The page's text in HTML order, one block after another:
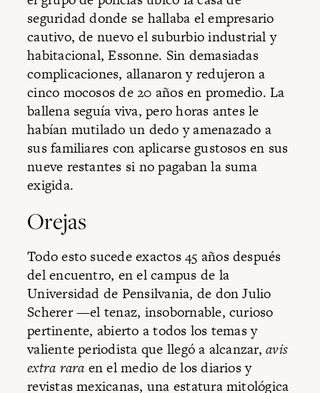
seguridad donde se hallaba el empresario
cautivo, de nuevo el suburbio industrial y
habitacional, Essonne. Sin demasiadas
complicaciones, allanaron y redujeron a
cinco mocosos de 20 años en promedio. La
ballena seguía viva, pero horas antes le
habían mutilado un dedo y amenazado a
sus familiares con aplicarse gustosos en sus
nueve restantes si no pagaban la suma
exigida.
Orejas
Todo esto sucede exactos 45 años después
del encuentro, en el campus de la
Universidad de Pensilvania, de don Julio
Scherer —el tenaz, insobornable, curioso
pertinente, abierto a todos los temas y
valiente periodista que llegó a alcanzar,avis
extra rara en el medio de los diarios y
revistas mexicanas, una estatura mitológica